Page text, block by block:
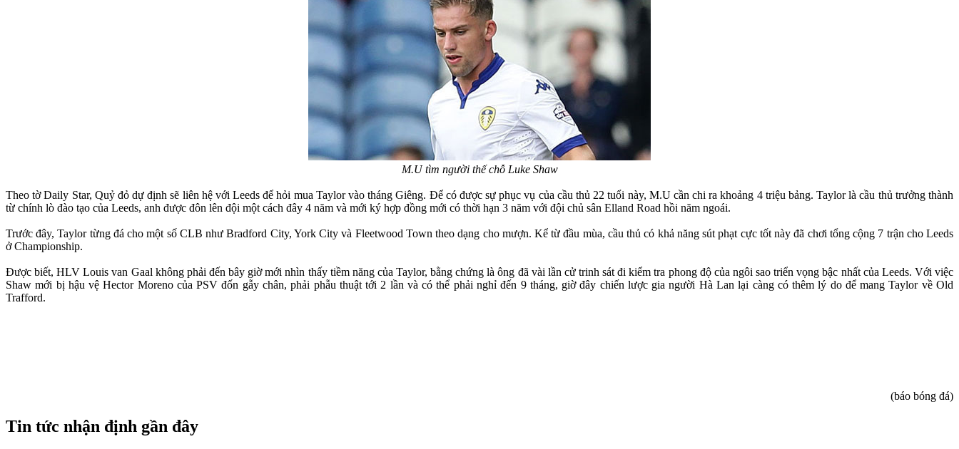
M.U tìm người thế chỗ Luke Shaw
Theo tờ Daily Star, Quỷ đỏ dự định sẽ liên hệ với Leeds để hỏi mua Taylor vào tháng Giêng. Để có được sự phục vụ của cầu thủ 22 tuổi này, M.U cần chi ra khoảng 4 triệu bảng. Taylor là cầu thủ trưởng thành
từ chính lò đào tạo của Leeds, anh được đôn lên đội một cách đây 4 năm và mới ký hợp đồng mới có thời hạn 3 năm với đội chủ sân Elland Road hồi năm ngoái.
Trước đây, Taylor từng đá cho một số CLB như Bradford City, York City và Fleetwood Town theo dạng cho mượn. Kể từ đầu mùa, cầu thủ có khả năng sút phạt cực tốt này đã chơi tổng cộng 7 trận cho Leeds
ở Championship.
Được biết, HLV Louis van Gaal không phải đến bây giờ mới nhìn thấy tiềm năng của Taylor, bằng chứng là ông đã vài lần cử trinh sát đi kiểm tra phong độ của ngôi sao triển vọng bậc nhất của Leeds. Với việc
Shaw mới bị hậu vệ Hector Moreno của PSV đốn gẫy chân, phải phẫu thuật tới 2 lần và có thể phải nghỉ đến 9 tháng, giờ đây chiến lược gia người Hà Lan lại càng có thêm lý do để mang Taylor về Old
Trafford.
(báo bóng đá)
Tin tức nhận định gần đây